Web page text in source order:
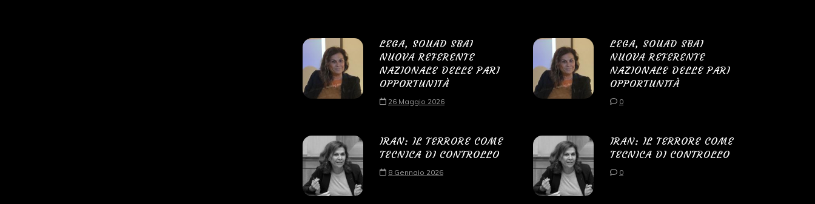
LEGA, SOUAD SBAI
NUOVA REFERENTE
NAZIONALE DELLE PARI
OPPORTUNITÀ
26 Maggio 2026
IRAN: IL TERRORE COME
TECNICA DI CONTROLLO
8 Gennaio 2026
LEGA, SOUAD SBAI
NUOVA REFERENTE
NAZIONALE DELLE PARI
OPPORTUNITÀ
0
IRAN: IL TERRORE COME
TECNICA DI CONTROLLO
0